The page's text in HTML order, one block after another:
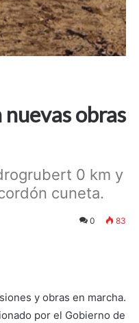
obras
0 km y
cuneta.
0 83
y obras en marcha.
por el Gobierno de